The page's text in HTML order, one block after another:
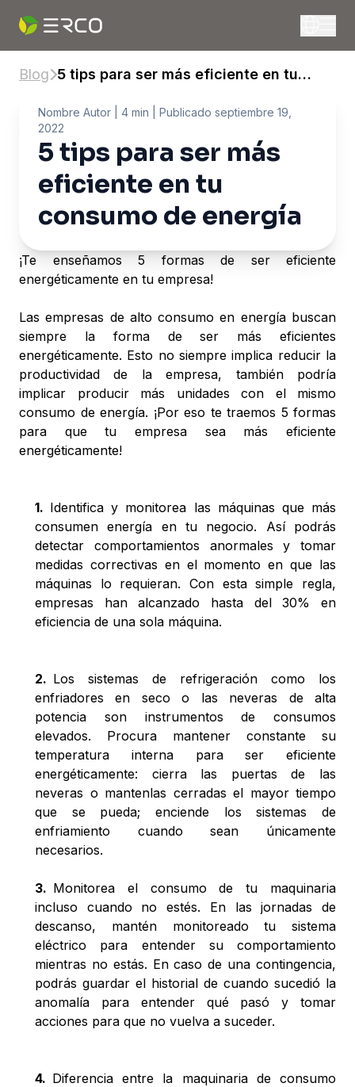
Blog 5 tips para ser más eficiente en tu
Nombre Autor | 4 min | Publicado septiembre 19,
2022
5 tips para ser más
eficiente en tu
consumo de energía
¡Te enseñamos 5 formas de ser eficiente
energéticamente en tu empresa!
Las empresas de alto consumo en energía buscan
siempre la forma de ser más eficientes
energéticamente. Esto no siempre implica reducir la
productividad de la empresa, también podría
implicar producir más unidades con el mismo
consumo de energía. ¡Por eso te traemos 5 formas
para que tu empresa sea más eficiente
energéticamente!
1. Identifica y monitorea las máquinas que más
consumen energía en tu negocio. Así podrás
detectar comportamientos anormales y tomar
medidas correctivas en el momento en que las
máquinas lo requieran. Con esta simple regla,
empresas han alcanzado hasta del 30% en
eficiencia de una sola máquina.
2. Los sistemas de refrigeración como los
enfriadores en seco o las neveras de alta
potencia son instrumentos de consumos
elevados. Procura mantener constante su
temperatura interna para ser eficiente
energéticamente: cierra las puertas de las
neveras o mantenlas cerradas el mayor tiempo
que se pueda; enciende los sistemas de
enfriamiento cuando sean únicamente
necesarios.
3. Monitorea el consumo de tu maquinaria
incluso cuando no estés. En las jornadas de
descanso, mantén monitoreado tu sistema
eléctrico para entender su comportamiento
mientras no estás. En caso de una contingencia,
podrás guardar el historial de cuando sucedió la
anomalía para entender qué pasó y tomar
acciones para que no vuelva a suceder.
4. Diferencia entre la maquinaria de consumo